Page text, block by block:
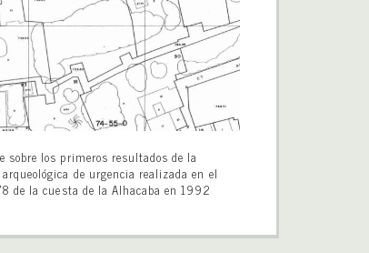
sobre los primeros resultados de la
de urgencia realizada en el
de la cuesta de la Alhacaba en 1992